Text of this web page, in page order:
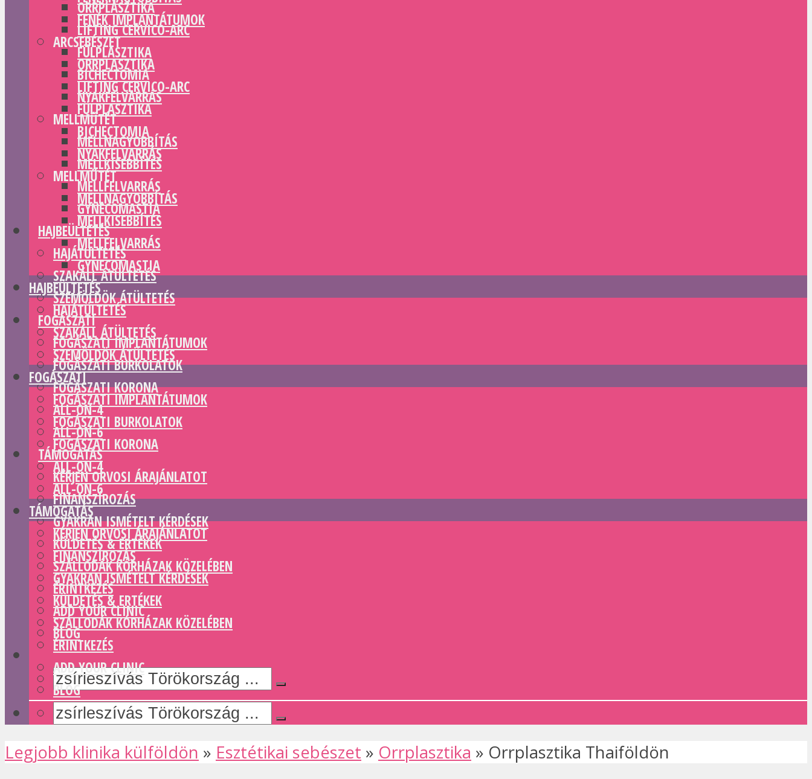
ORRPLASZTIKA
LIFTING CERVICO-ARC
FÜLPLASZTIKA
BICHECTOMIA
NYAKFELVARRÁS
MELLMŰTÉT
MELLNAGYOBBÍTÁS
MELLKISEBBÍTÉS
MELLFELVARRÁS
GYNECOMASTIA
HAJBEÜLTETÉS
HAJÁTÜLTETÉS
SZAKÁLL ÁTÜLTETÉS
SZEMÖLDÖK ÁTÜLTETÉS
FOGÁSZATI
FOGÁSZATI IMPLANTÁTUMOK
FOGÁSZATI BURKOLATOK
FOGÁSZATI KORONA
ALL-ON-4
ALL-ON-6
TÁMOGATÁS
KÉRJEN ORVOSI ÁRAJÁNLATOT
FINANSZÍROZÁS
GYAKRAN ISMÉTELT KÉRDÉSEK
KÜLDETÉS & ERTÉKEK
SZÁLLODÁK KÓRHÁZAK KÖZELÉBEN
ÉRINTKEZÉS
ADD YOUR CLINIC
BLOG
FENÉK IMPLANTÁTUMOK
ARCSEBÉSZET
ORRPLASZTIKA
LIFTING CERVICO-ARC
FÜLPLASZTIKA
BICHECTOMIA
NYAKFELVARRÁS
MELLMŰTÉT
MELLNAGYOBBÍTÁS
MELLKISEBBÍTÉS
MELLFELVARRÁS
GYNECOMASTIA
HAJBEÜLTETÉS
HAJÁTÜLTETÉS
SZAKÁLL ÁTÜLTETÉS
SZEMÖLDÖK ÁTÜLTETÉS
FOGÁSZATI
FOGÁSZATI IMPLANTÁTUMOK
FOGÁSZATI BURKOLATOK
FOGÁSZATI KORONA
ALL-ON-4
ALL-ON-6
TÁMOGATÁS
KÉRJEN ORVOSI ÁRAJÁNLATOT
FINANSZÍROZÁS
GYAKRAN ISMÉTELT KÉRDÉSEK
KÜLDETÉS & ERTÉKEK
SZÁLLODÁK KÓRHÁZAK KÖZELÉBEN
ÉRINTKEZÉS
ADD YOUR CLINIC
BLOG
Legjobb klinika külföldön » Esztétikai sebészet » Orrplasztika » Orrplasztika Thaiföldön